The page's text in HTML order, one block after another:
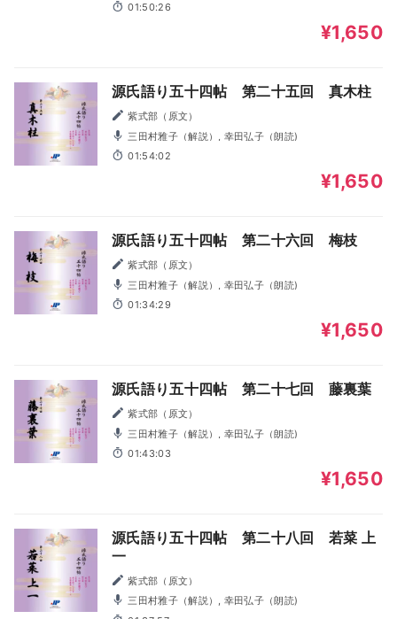
01:50:26
¥1,650
源氏語り五十四帖 第二十五回 真木柱
紫式部（原文）
三田村雅子（解説）, 幸田弘子（朗読)
01:54:02
¥1,650
源氏語り五十四帖 第二十六回 梅枝
紫式部（原文）
三田村雅子（解説）, 幸田弘子（朗読)
01:34:29
¥1,650
源氏語り五十四帖 第二十七回 藤裏葉
紫式部（原文）
三田村雅子（解説）, 幸田弘子（朗読)
01:43:03
¥1,650
源氏語り五十四帖 第二十八回 若菜 上
一
紫式部（原文）
三田村雅子（解説）, 幸田弘子（朗読)